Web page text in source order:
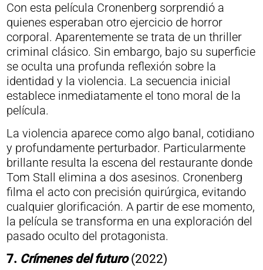
Con esta película Cronenberg sorprendió a
quienes esperaban otro ejercicio de horror
corporal. Aparentemente se trata de un thriller
criminal clásico. Sin embargo, bajo su superficie
se oculta una profunda reflexión sobre la
identidad y la violencia. La secuencia inicial
establece inmediatamente el tono moral de la
película.
La violencia aparece como algo banal, cotidiano
y profundamente perturbador. Particularmente
brillante resulta la escena del restaurante donde
Tom Stall elimina a dos asesinos. Cronenberg
filma el acto con precisión quirúrgica, evitando
cualquier glorificación. A partir de ese momento,
la película se transforma en una exploración del
pasado oculto del protagonista.
7. Crímenes del futuro (2022)